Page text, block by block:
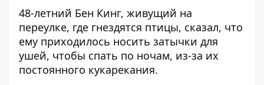
48-летний Бен Кинг, живущий на
переулке, где гнездятся птицы, сказал, что
ему приходилось носить затычки для
ушей, чтобы спать по ночам, из-за их
постоянного кукарекания.